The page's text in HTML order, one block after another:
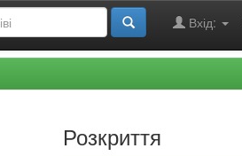
Вхід:
Розкриття